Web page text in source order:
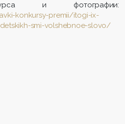
и фотографии:
konkursy-premii/itogi-ix-
smi-volshebnoe-slovo/